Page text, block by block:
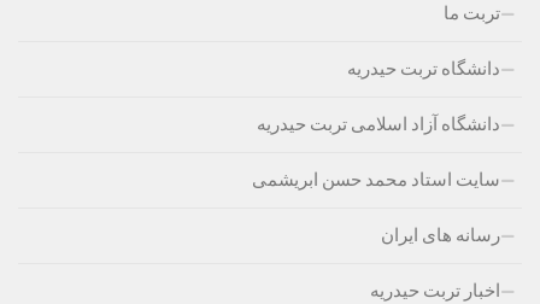
تربت ما
دانشگاه تربت حیدریه
دانشگاه آزاد اسلامی تربت حیدریه
سایت استاد محمد حسن ابریشمی
رسانه های ایران
اخبار تربت حیدریه